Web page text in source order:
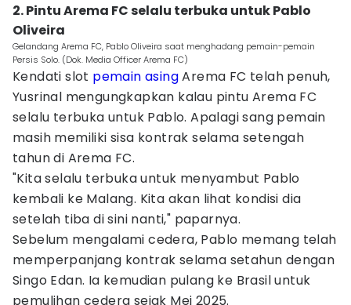
2. Pintu Arema FC selalu terbuka untuk Pablo
Oliveira
Gelandang Arema FC, Pablo Oliveira saat menghadang pemain-pemain
Persis Solo. (Dok. Media Officer Arema FC)
Kendati slot pemain asingArema FC telah penuh,
Yusrinal mengungkapkan kalau pintu Arema FC
selalu terbuka untuk Pablo. Apalagi sang pemain
masih memiliki sisa kontrak selama setengah
tahun di Arema FC.
"Kita selalu terbuka untuk menyambut Pablo
kembali ke Malang. Kita akan lihat kondisi dia
setelah tiba di sini nanti," paparnya.
Sebelum mengalami cedera, Pablo memang telah
memperpanjang kontrak selama setahun dengan
Singo Edan. Ia kemudian pulang ke Brasil untuk
pemulihan cedera sejak Mei 2025.